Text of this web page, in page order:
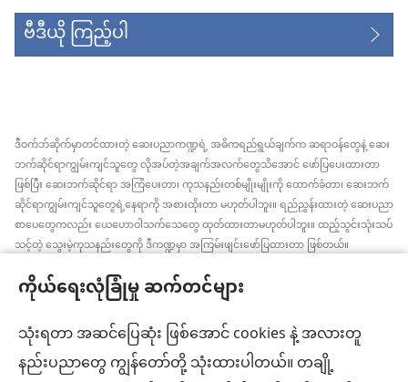
ကိုယ်ရေးလုံခြုံမှု ဆက်တင်များ
သုံးရတာ အဆင်ပြေဆုံး ဖြစ်အောင် cookies နဲ့ အလားတူ
နည်းပညာတွေ ကျွန်တော်တို့ သုံးထားပါတယ်။ တချို့
ဗီဒီယို ကြည့်ပါ
ဒီဝက်ဘ်ဆိုက်မှာတင်ထားတဲ့ ဆေးပညာကဏ္ဍရဲ့ အဓိကရည်ရွယ်ချက်က ဆရာဝန်တွေနဲ့ ဆေး
ဘက်ဆိုင်ရာကျွမ်းကျင်သူတွေ လိုအပ်တဲ့အချက်အလက်တွေသိအောင် ဖော်ပြပေးထားတာ
ဖြစ်ပြီး ဆေးဘက်ဆိုင်ရာ အကြံပေးတာ၊ ကုသနည်းတစ်မျိုးမျိုးကို ထောက်ခံတာ၊ ဆေးဘက်
ဆိုင်ရာကျွမ်းကျင်သူတွေရဲ့နေရာကို အစားထိုးတာ မဟုတ်ပါဘူး။ ရည်ညွှန်းထားတဲ့ ဆေးပညာ
စာပေတွေကလည်း ယေဟောဝါသက်သေတွေ ထုတ်ထားတာမဟုတ်ပါဘူး။ ထည့်သွင်းသုံးသပ်
သင့်တဲ့ သွေးမဲ့ကုသနည်းတွေကို ဒီကဏ္ဍမှာ အကြမ်းဖျင်းဖော်ပြထားတာ ဖြစ်တယ်။
အခြေအနေနဲ့ပတ်သက်ပြီး လူနာရှင်တွေရဲ့ ဆန္ဒ၊ ဘာသာရေးယုံကြည်ချက်အတိုင်း လုပ်ဆောင်
ပေးဖို့က ဆေးဘက်ဆိုင်ရာကျွမ်းကျင်သူတစ်ဦးချင်းစီရဲ့တာဝန် ဖြစ်ပါတယ်။ ဒီကဏ္ဍထဲက
အကြံပြုချက်အားလုံးဟာ လူနာအားလုံးအတွက် သင့်တော်တာ၊ လက်ခံနိုင်စရာ ဖြစ်ချင်မှဖြစ်
ပါလိမ့်မယ်။
လူနာများ– ကျန်းမာရေးအခြေအနေ၊ ကုသနည်းတွေနဲ့ပတ်သက်ပြီး ဆရာဝန်တွေ၊ ဆေးဘက်